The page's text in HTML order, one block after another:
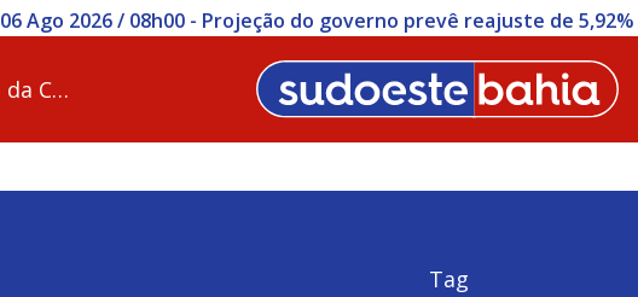
06 Ago 2026 / 08h00 - Projeção do governo prevê reajuste de
Vitória da Conq…
Tag